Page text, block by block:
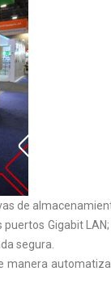
de
Gigabit
segura.
manera